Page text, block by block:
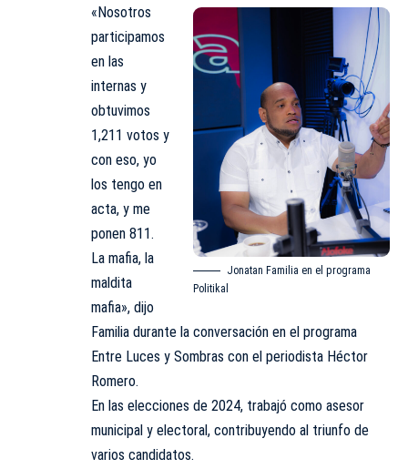
Jonatan Familia en el programa
Politikal
«Nosotros
participamos
en las
internas y
obtuvimos
1,211 votos y
con eso, yo
los tengo en
acta, y me
ponen 811.
La mafia, la
maldita
mafia», dijo
Familia durante la conversación en el programa
Entre Luces y Sombras con el periodista Héctor
Romero.
En las elecciones de 2024, trabajó como asesor
municipal y electoral, contribuyendo al triunfo de
varios candidatos.